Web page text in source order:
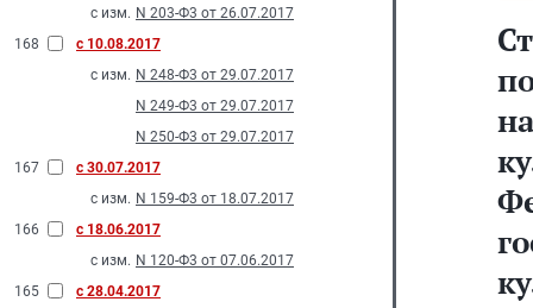
с изм. N 203-Ф3 от 26.07.2017
168
с 10.08.2017
с изм. N 248-Ф3 от 29.07.2017
N 249-Ф3 от 29.07.2017
N 250-Ф3 от 29.07.2017
167
с 30.07.2017
с изм. N 159-Ф3 от 18.07.2017
166
с 18.06.2017
с изм. N 120-Ф3 от 07.06.2017
165
с 28.04.2017